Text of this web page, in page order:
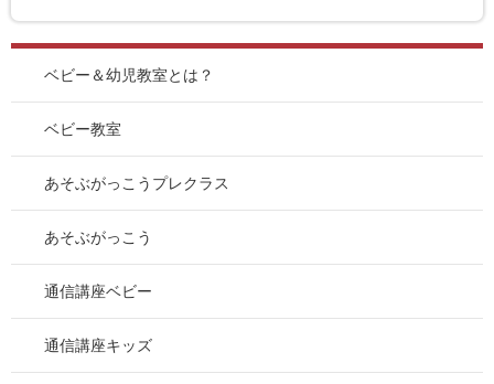
ベビー＆幼児教室とは？
ベビー教室
あそぶがっこうプレクラス
あそぶがっこう
通信講座ベビー
通信講座キッズ